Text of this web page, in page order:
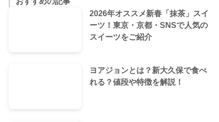
2026年オススメ新春「抹茶」スイ
ーツ！東京・京都・SNSで人気の
スイーツをご紹介
ヨアジョンとは？新大久保で食べ
れる？値段や特徴を解説！